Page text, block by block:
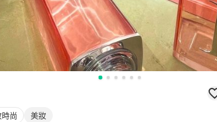
尚 美妝